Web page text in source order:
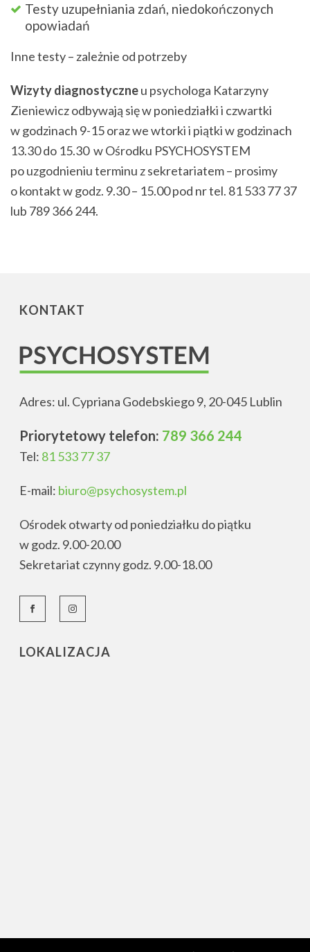
Testy uzupełniania zdań, niedokończonych
opowiadań
Inne testy – zależnie od potrzeby
Wizyty diagnostyczneu psychologa Katarzyny
Zieniewicz odbywają się w poniedziałki i czwartki
w godzinach 9-15 oraz we wtorki i piątki w godzinach
13.30 do 15.30 w Ośrodku PSYCHOSYSTEM
po uzgodnieniu terminu z sekretariatem – prosimy
o kontakt w godz. 9.30 – 15.00 pod nr tel. 81 533 77 37
lub 789 366 244.
KONTAKT
Adres: ul. Cypriana Godebskiego 9, 20-045 Lublin
Priorytetowy telefon: 789 366 244
Tel: 81 533 77 37
E-mail: biuro@psychosystem.pl
Ośrodek otwarty od poniedziałku do piątku
w godz. 9.00-20.00
Sekretariat czynny godz. 9.00-18.00
LOKALIZACJA